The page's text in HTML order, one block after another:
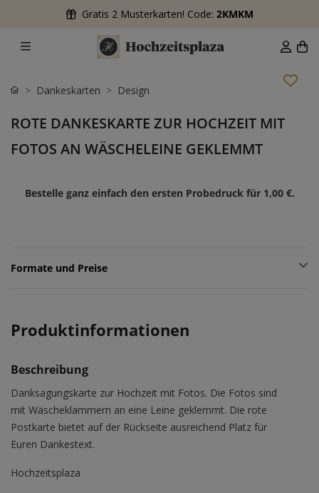
Gratis 2 Musterkarten! Code: 2KMKM
Dankeskarten Design
ROTE DANKESKARTE ZUR HOCHZEIT MIT
FOTOS AN WÄSCHELEINE GEKLEMMT
Bestelle ganz einfach den ersten Probedruck für 1,00 €.
Formate und Preise
Produktinformationen
Beschreibung
Danksagungskarte zur Hochzeit mit Fotos. Die Fotos sind
mit Wäscheklammern an eine Leine geklemmt. Die rote
Postkarte bietet auf der Rückseite ausreichend Platz für
Euren Dankestext.
Hochzeitsplaza